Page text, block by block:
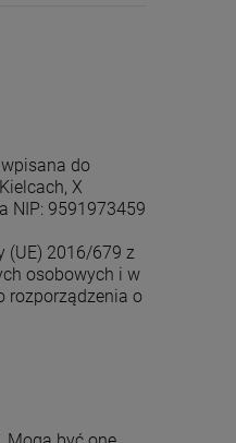
do
X
NIP: 9591973459
(UE) 2016/679 z
osobowych i w
rozporządzenia o